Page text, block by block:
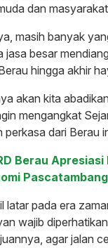
dan
masih banyak
jasa besar
hingga akhir
akan kita
mengangkat
dari Berau
Berau
Pascatambang
latar pada era
wajib
agar jalan